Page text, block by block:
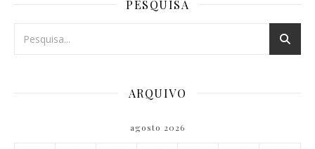
PESQUISA
ARQUIVO
agosto 2026